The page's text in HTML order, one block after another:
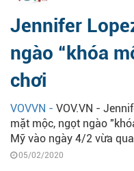
Jennifer
ngào “khóa
chơi
VOVVN - VOV.VN -
mặt mộc, ngọt ngào
Mỹ vào ngày 4/2 vừa
05/02/2020